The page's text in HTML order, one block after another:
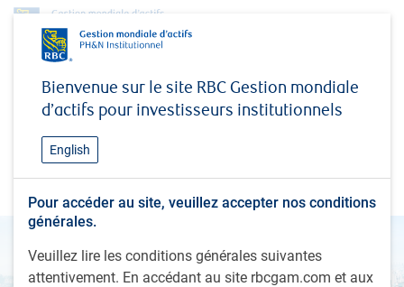
Bienvenue sur le site RBC Gestion mondiale
d’actifs pour investisseurs institutionnels
English
Pour accéder au site, veuillez accepter nos conditions
générales.
Veuillez lire les conditions générales suivantes
attentivement. En accédant au site rbcgam.com et aux
Regard sur les placements mondiaux
Regard sur les placements
mondiaux
Été 2023